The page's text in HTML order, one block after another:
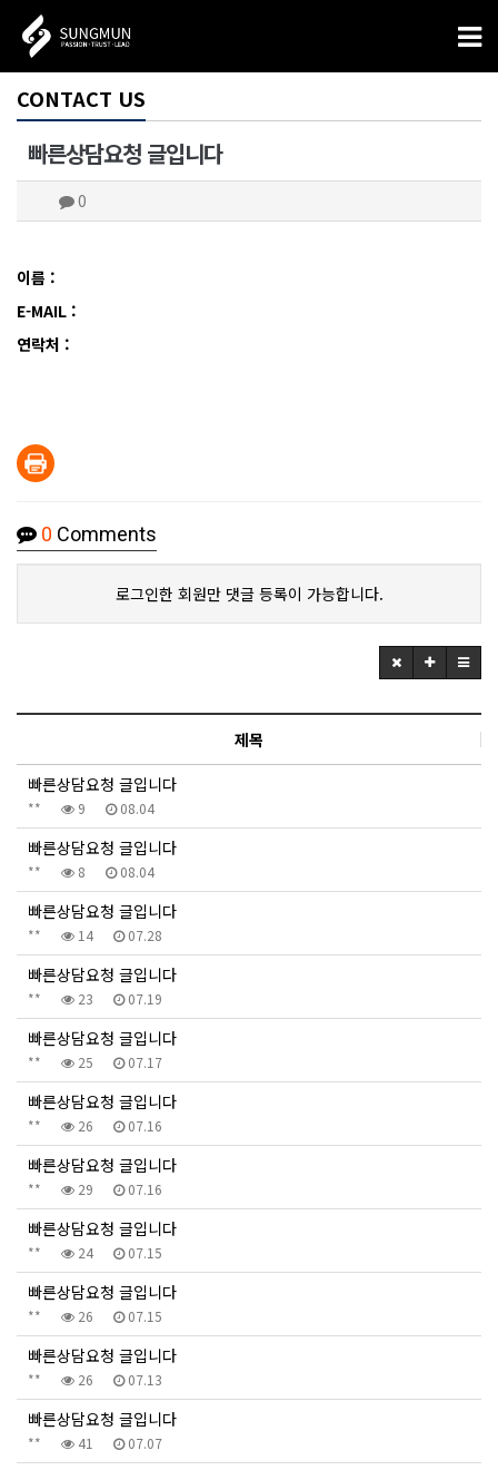
CONTACT US
빠른상담요청 글입니다
0
이름 :
E-MAIL :
연락처 :
0 Comments
로그인한 회원만 댓글 등록이 가능합니다.
제목
빠른상담요청 글입니다
** 9 08.04
빠른상담요청 글입니다
** 8 08.04
빠른상담요청 글입니다
** 14 07.28
빠른상담요청 글입니다
** 23 07.19
빠른상담요청 글입니다
** 25 07.17
빠른상담요청 글입니다
** 26 07.16
빠른상담요청 글입니다
** 29 07.16
빠른상담요청 글입니다
** 24 07.15
빠른상담요청 글입니다
** 26 07.15
빠른상담요청 글입니다
** 26 07.13
빠른상담요청 글입니다
** 41 07.07